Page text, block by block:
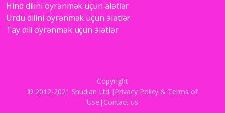
Hind dilini öyrənmək üçün alətlər
Urdu dilini öyrənmək üçün alətlər
Tay dili öyrənmək üçün alətlər
Copyright
© 2012-2021 Shudian Ltd.|Privacy Policy & Terms of
Use | Contact us